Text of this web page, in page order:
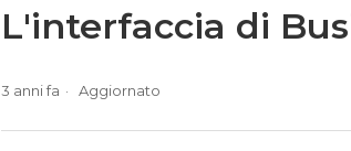
L'interfaccia di
3 anni fa Aggiornato